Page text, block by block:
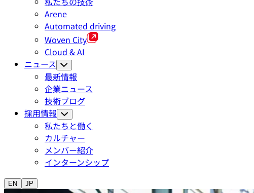
Arene
Automated driving
Woven City
Cloud & AI
ニュース
最新情報
企業ニュース
技術ブログ
採用情報
私たちと働く
カルチャー
メンバー紹介
インターンシップ
EN JP